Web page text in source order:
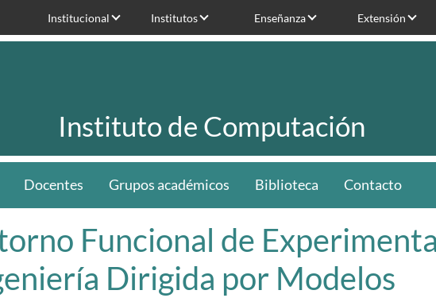
Institucional Institutos Enseñanza Extensión
Instituto de Computación
Docentes Grupos académicos Biblioteca Contacto
Funcional de
Dirigida por Modelos